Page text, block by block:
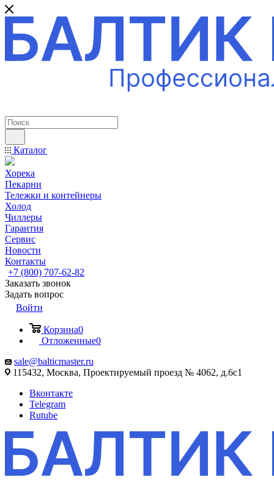
Каталог
Хорека
Пекарни
Тележки и контейнеры
Холод
Чиллеры
Гарантия
Сервис
Новости
Контакты
+7 (800) 707-62-82
Заказать звонок
Задать вопрос
Войти
Корзина0
Отложенные0
sale@balticmaster.ru
115432, Москва, Проектируемый проезд № 4062, д.6с1
Вконтакте
Telegram
Rutube